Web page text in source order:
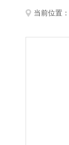
当前位置：